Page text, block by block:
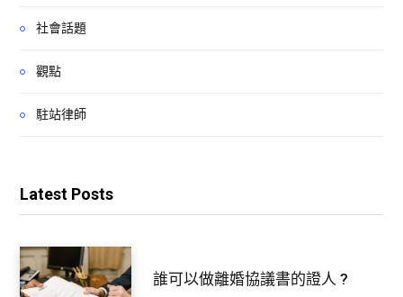
社會話題
觀點
駐站律師
Latest Posts
誰可以做離婚協議書的證人 ?